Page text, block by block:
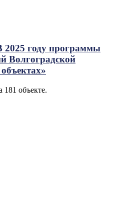
2025 году программы
Волгоградской
объекте.